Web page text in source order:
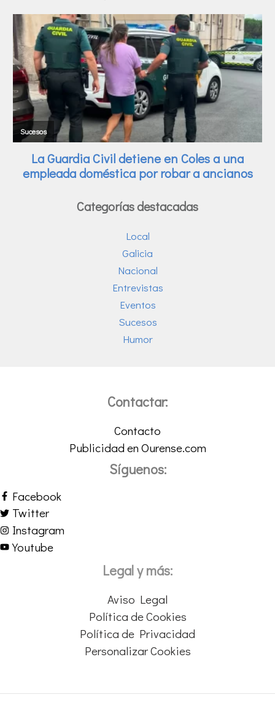
Categorías destacadas
Local
Galicia
Nacional
Entrevistas
Eventos
Sucesos
Humor
Contactar:
Contacto
Publicidad en Ourense.com
Síguenos:
Facebook
Twitter
Instagram
Youtube
Legal y más:
Aviso Legal
Política de Cookies
Política de Privacidad
Personalizar Cookies